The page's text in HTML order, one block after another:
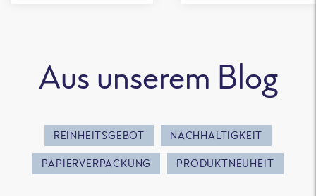
Aus unserem Blog
REINHEITSGEBOT NACHHALTIGKEIT
PAPIERVERPACKUNG PRODUKTNEUHEIT